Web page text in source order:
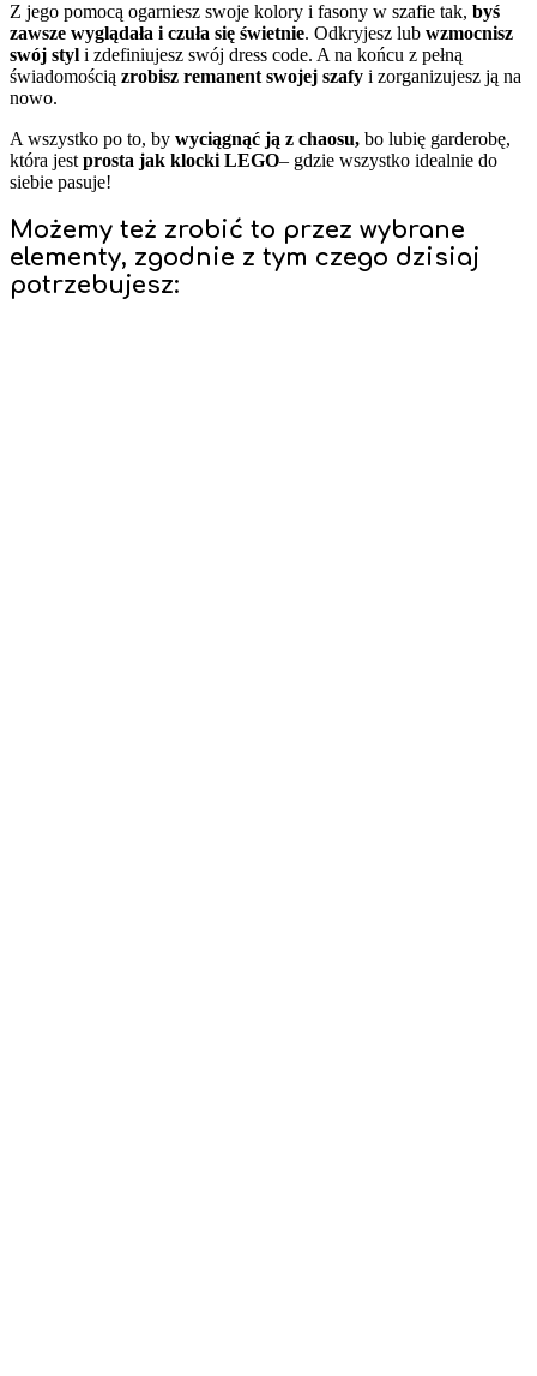
Z jego pomocą ogarniesz swoje kolory i fasony w szafie tak, byś
zawsze wyglądała i czuła się świetnie. Odkryjesz lub wzmocnisz
swój styl i zdefiniujesz swój dress code. A na końcu z pełną
świadomością zrobisz remanent swojej szafy i zorganizujesz ją na
nowo.
A wszystko po to, by wyciągnąć ją z chaosu, bo lubię garderobę,
która jest prosta jak klocki LEGO– gdzie wszystko idealnie do
siebie pasuje!
Możemy też zrobić to przez wybrane
elementy, zgodnie z tym czego dzisiaj
potrzebujesz: